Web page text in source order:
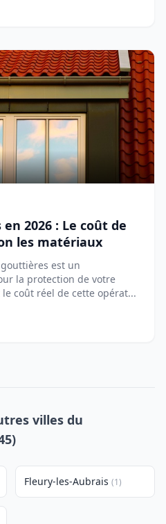
2026 : Le coût de
les matériaux
est un
la protection de votre
coût réel de cette opérat...
villes du
Fleury-les-Aubrais (1)